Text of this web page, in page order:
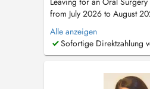
from July 2026 to August
meantime, please book
Maria Teresa Weitzel (8 rue
17 rue des Bains, 1st floor)
Alle anzeigen
Sofortige Direktzahlung